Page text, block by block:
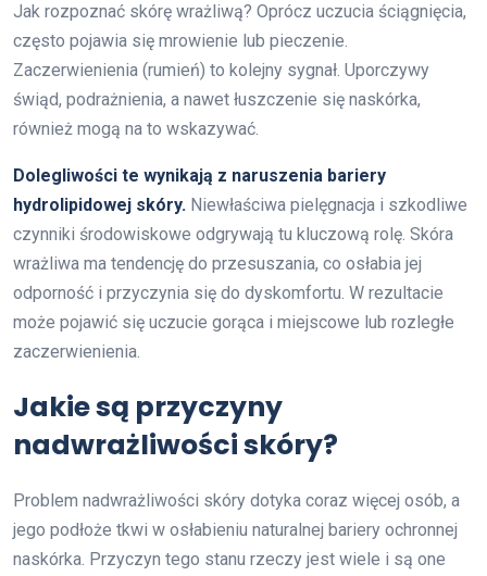
Jak rozpoznać skórę wrażliwą? Oprócz uczucia ściągnięcia,
często pojawia się mrowienie lub pieczenie.
Zaczerwienienia (rumień) to kolejny sygnał. Uporczywy
świąd, podrażnienia, a nawet łuszczenie się naskórka,
również mogą na to wskazywać.
Dolegliwości te wynikają z naruszenia bariery
hydrolipidowej skóry. Niewłaściwa pielęgnacja i szkodliwe
czynniki środowiskowe odgrywają tu kluczową rolę. Skóra
wrażliwa ma tendencję do przesuszania, co osłabia jej
odporność i przyczynia się do dyskomfortu. W rezultacie
może pojawić się uczucie gorąca i miejscowe lub rozległe
zaczerwienienia.
Jakie są przyczyny
nadwrażliwości skóry?
Problem nadwrażliwości skóry dotyka coraz więcej osób, a
jego podłoże tkwi w osłabieniu naturalnej bariery ochronnej
naskórka. Przyczyn tego stanu rzeczy jest wiele i są one